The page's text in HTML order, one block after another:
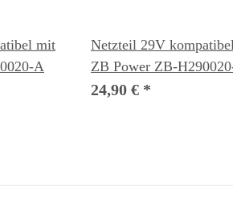
mit
A
Netzteil 29V
ZB Power ZB-
24,90 € *